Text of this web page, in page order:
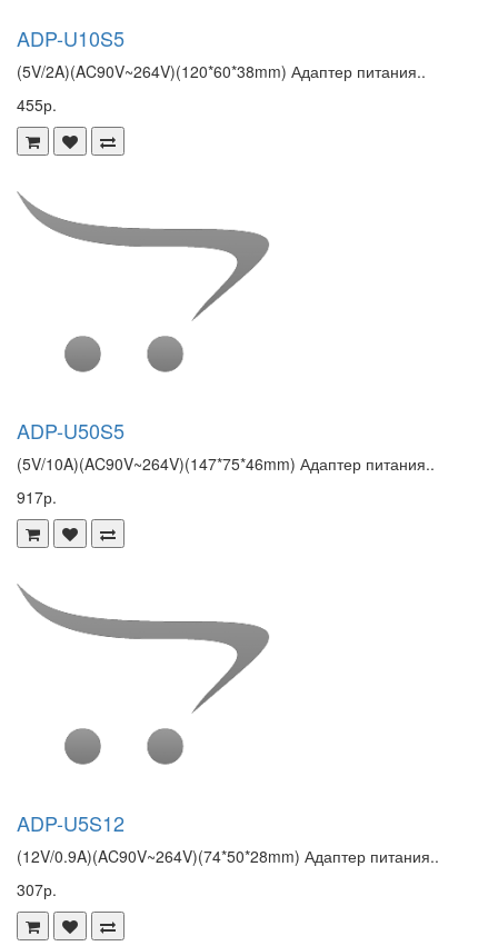
ADP-U10S5
(5V/2A)(AC90V~264V)(120*60*38mm) Адаптер питания..
455р.
ADP-U50S5
(5V/10A)(AC90V~264V)(147*75*46mm) Адаптер питания..
917р.
ADP-U5S12
(12V/0.9A)(AC90V~264V)(74*50*28mm) Адаптер питания..
307р.